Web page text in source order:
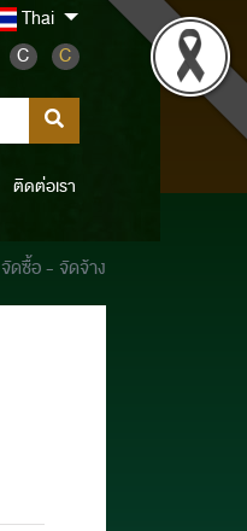
Thai
C C
ติดต่อเรา
จัดซื้อ - จัดจ้าง